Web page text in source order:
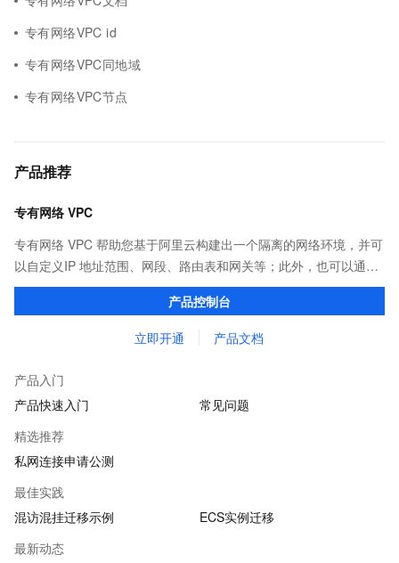
专有网络VPC id
专有网络VPC同地域
专有网络VPC节点
产品推荐
专有网络 VPC
专有网络 VPC 帮助您基于阿里云构建出一个隔离的网络环境，并可
以自定义IP 地址范围、网段、路由表和网关等；此外，也可以通过
专线/VPN/GRE等连接方式实现云上VPC与传统IDC的互联，构建混
产品控制台
立即开通 产品文档
产品入门
产品快速入门
常见问题
精选推荐
私网连接申请公测
最佳实践
混访混挂迁移示例
ECS实例迁移
最新动态